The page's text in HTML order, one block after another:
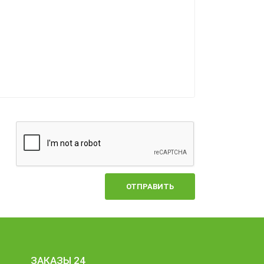
ОТПРАВИТЬ
ЗАКАЗЫ 24